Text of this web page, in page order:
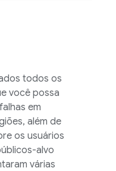
todos os
você possa
em
além de
os usuários
alvo
várias